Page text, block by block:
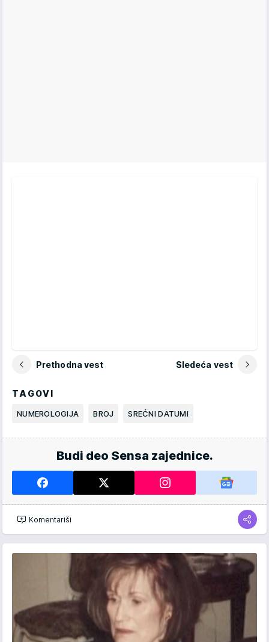
Prethodna vest Sledeća vest
TAGOVI
NUMEROLOGIJA BROJ SREĆNI DATUMI
Budi deo Sensa zajednice.
Komentariši